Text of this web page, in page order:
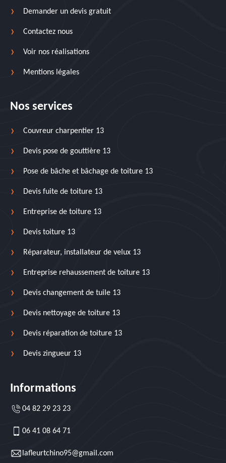
Demander un devis gratuit
Contactez nous
Voir nos réalisations
Mentions légales
Nos services
Couvreur charpentier 13
Devis pose de gouttière 13
Pose de bâche et bâchage de toiture 13
Devis fuite de toiture 13
Entreprise de toiture 13
Devis toiture 13
Réparateur, installateur de velux 13
Entreprise rehaussement de toiture 13
Devis changement de tuile 13
Devis nettoyage de toiture 13
Devis réparation de toiture 13
Devis zingueur 13
Informations
04 82 29 23 23
06 41 08 64 71
lafleurtchino95@gmail.com